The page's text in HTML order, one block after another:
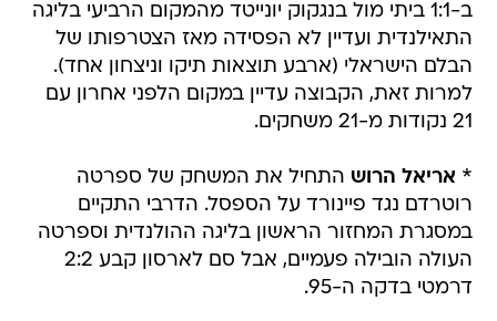
ב-1:1 ביתי מול בנגקוק יונייטד מהמקום הרביעי בליגה
התאילנדית ועדיין לא הפסידה מאז הצטרפותו של
הבלם הישראלי (ארבע תוצאות תיקו וניצחון אחד).
למרות זאת, הקבוצה עדיין במקום הלפני אחרון עם
21 נקודות מ-21 משחקים.
* אריאל הרוש התחיל את המשחק של ספרטה
רוטרדם נגד פיינורד על הספסל. הדרבי התקיים
במסגרת המחזור הראשון בליגה ההולנדית וספרטה
העולה הובילה פעמיים, אבל סם לארסון קבע 2:2
דרמטי בדקה ה-95.